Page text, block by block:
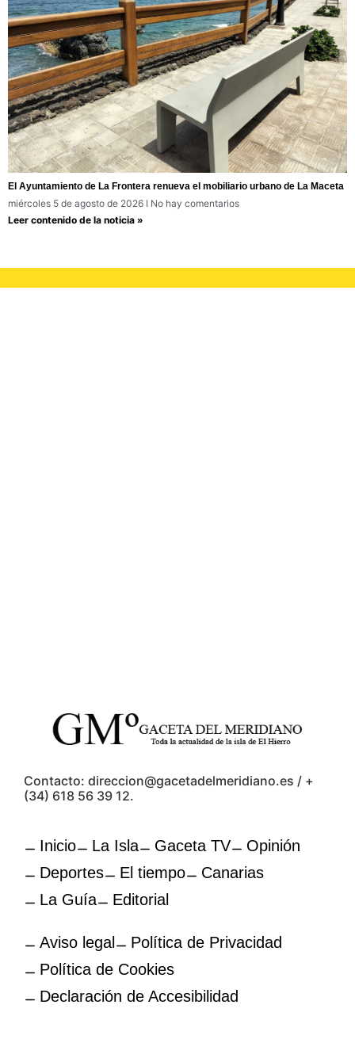
El Ayuntamiento de La Frontera renueva el mobiliario urbano de La Maceta
miércoles 5 de agosto de 2026
No hay comentarios
Leer contenido de la noticia »
Contacto: direccion@gacetadelmeridiano.es / +
(34) 618 56 39 12.
Inicio La Isla Gaceta TV
Opinión
Deportes
El tiempo
Canarias
La Guía
Editorial
Aviso legal
Política de Privacidad
Política de Cookies
Declaración de Accesibilidad